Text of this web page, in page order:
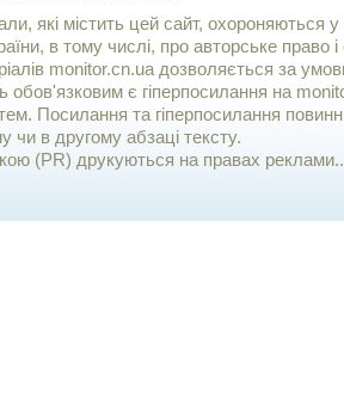
які містить цей сайт, охороняються у
в тому числі, про авторське право і
monitor.cn.ua дозволяється за
обов'язковим є гiперпосилання на
Посилання та гіперпосилання
в другому абзаці тексту.
(PR) друкуються на правах реклами..